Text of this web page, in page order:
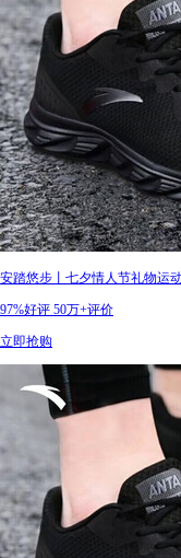
安踏悠步丨七夕情人节礼物运
97%好评 50万+评价
立即抢购